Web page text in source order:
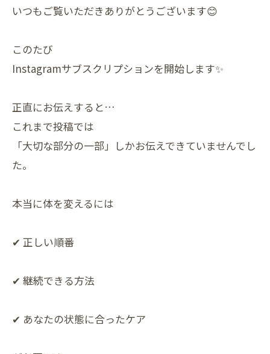
いつもご覧いただきありがとうございます😊
このたび
Instagramサブスクリプションを開始します✨
正直にお伝えすると…
これまで投稿では
「大切な部分の一部」しかお伝えできていませんでし
た。
本当に体を変えるには
✔ 正しい順番
✔ 継続できる方法
✔ あなたの状態に合ったケア